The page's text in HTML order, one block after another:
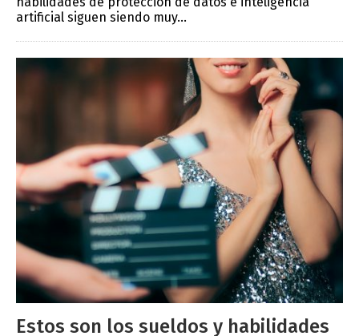
artificial siguen siendo muy...
Estos son los sueldos y habilidades